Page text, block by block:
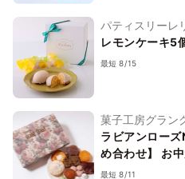
パティスリーレ
レモンケーキ5
最短 8/15
菓子工房グラン
ラビアンロー
め合わ
最短 8/11